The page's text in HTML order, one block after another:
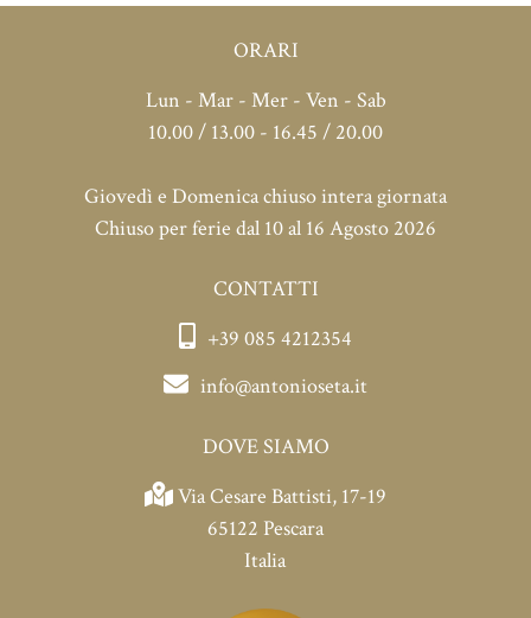
ORARI
Lun - Mar - Mer - Ven - Sab
10.00 / 13.00 - 16.45 / 20.00
Giovedì e Domenica chiuso intera giornata
Chiuso per ferie dal 10 al 16 Agosto 2026
CONTATTI
+39 085 4212354
info@antonioseta.it
DOVE SIAMO
Via Cesare Battisti, 17-19
65122 Pescara
Italia